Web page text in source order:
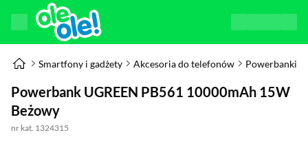
Smartfony i gadżety Akcesoria do telefonów Powerbanki
Powerbank UGREEN PB561 10000mAh 15W
Beżowy
nr kat. 1324315